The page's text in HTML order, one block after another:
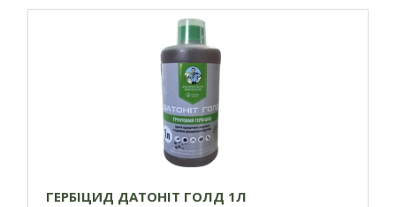
ГЕРБІЦИД ДАТОНІТ ГОЛД 1Л